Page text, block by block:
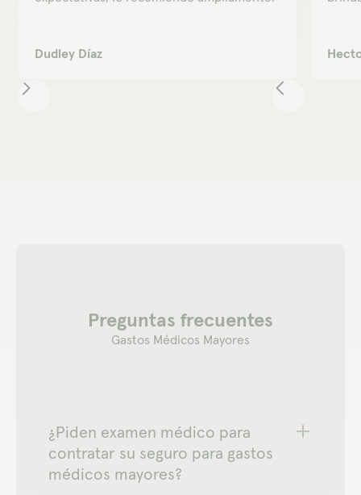
Dudley Díaz
Preguntas frecuentes
Gastos Médicos Mayores
¿Piden examen médico para
contratar su seguro para gastos
médicos mayores?